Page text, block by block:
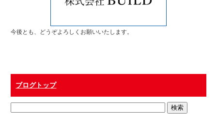
今後とも、どうぞよろしくお願いいたします。
ブログトップ